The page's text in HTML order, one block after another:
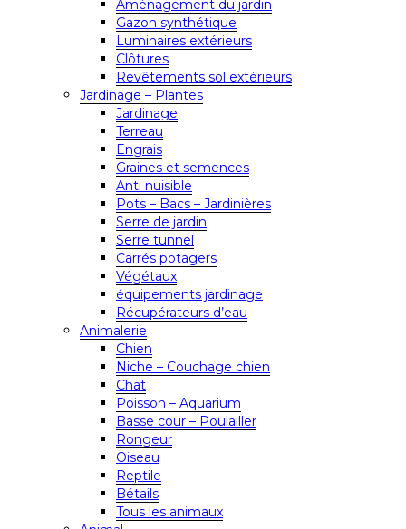
Aménagement du jardin
Gazon synthétique
Luminaires extérieurs
Clôtures
Revêtements sol extérieurs
Jardinage – Plantes
Jardinage
Terreau
Engrais
Graines et semences
Anti nuisible
Pots – Bacs – Jardinières
Serre de jardin
Serre tunnel
Carrés potagers
Végétaux
équipements jardinage
Récupérateurs d’eau
Animalerie
Chien
Niche – Couchage chien
Chat
Poisson – Aquarium
Basse cour – Poulailler
Rongeur
Oiseau
Reptile
Bétails
Tous les animaux